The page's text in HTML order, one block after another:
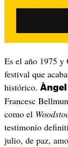
Es el año 1975 y
festival que
histórico. Àngel
Francesc
como el
testimonio
julio, de paz,